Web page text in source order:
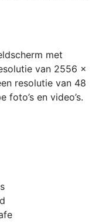
met
van 2556 x
resolutie van 48
en video’s.